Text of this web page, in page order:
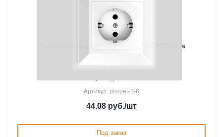
Перемычка для JXB-S-6 серая EKF PROxima
Артикул: plc-per-2-6
44.08 руб./шт
Под заказ